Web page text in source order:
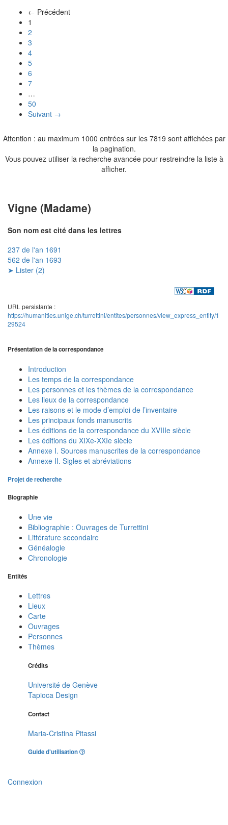
← Précédent
1
2
3
4
5
6
7
…
50
Suivant →
Attention : au maximum 1000 entrées sur les 7819 sont affichées par
la pagination.
Vous pouvez utiliser la recherche avancée pour restreindre la liste à
afficher.
Vigne (Madame)
Son nom est cité dans les lettres
237 de l'an 1691
562 de l'an 1693
➤ Lister (2)
URL persistante :
https://humanities.unige.ch/turrettini/entites/personnes/view_express_entity/1
29524
Présentation de la correspondance
Introduction
Les temps de la correspondance
Les personnes et les thèmes de la correspondance
Les lieux de la correspondance
Les raisons et le mode d’emploi de l’inventaire
Les principaux fonds manuscrits
Les éditions de la correspondance du XVIIIe siècle
Les éditions du XIXe-XXIe siècle
Annexe I. Sources manuscrites de la correspondance
Annexe II. Sigles et abréviations
Projet de recherche
Biographie
Une vie
Bibliographie : Ouvrages de Turrettini
Littérature secondaire
Généalogie
Chronologie
Entités
Lettres
Lieux
Carte
Ouvrages
Personnes
Thèmes
Crédits
Université de Genève
Tapioca Design
Contact
Maria-Cristina Pitassi
Guide d'utilisation
Connexion